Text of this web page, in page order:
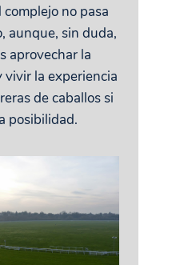
no pasa
aunque, sin duda,
aprovechar la
la experiencia
de caballos si
posibilidad.